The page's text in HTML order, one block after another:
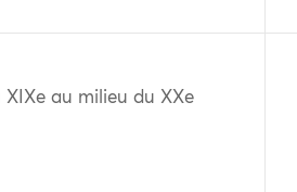
XIXe au milieu du XXe